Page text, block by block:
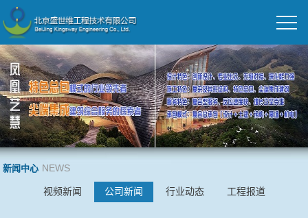
新闻中心 NEWS
视频新闻 公司新闻 行业动态 工程报道